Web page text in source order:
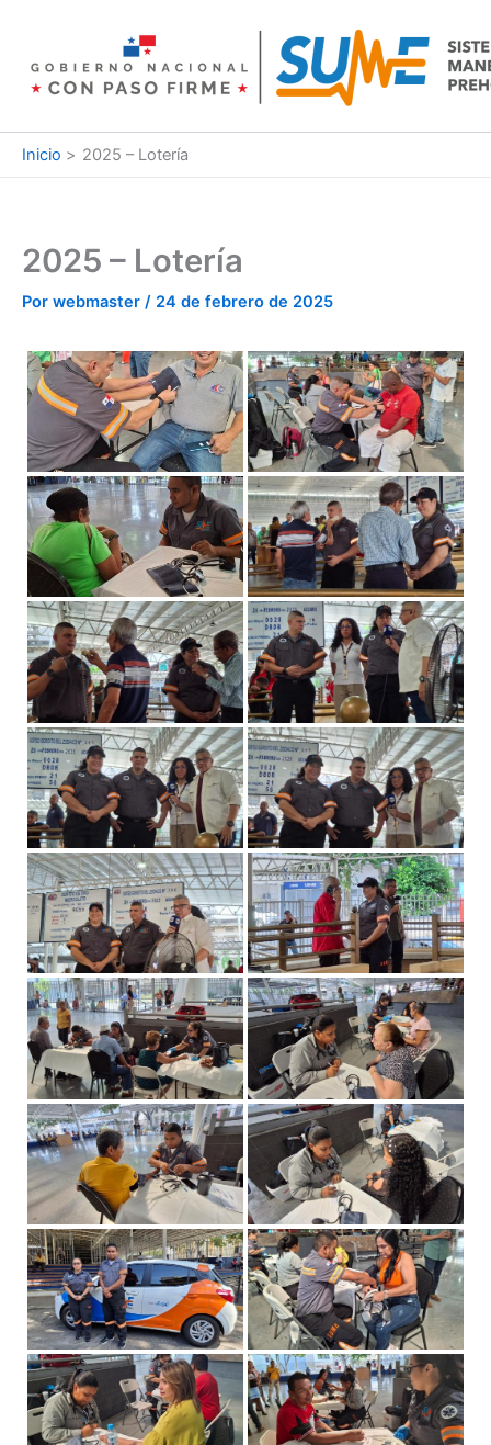
contenido
Inicio 2025 – Lotería
2025 – Lotería
Por webmaster / 24 de febrero de 2025